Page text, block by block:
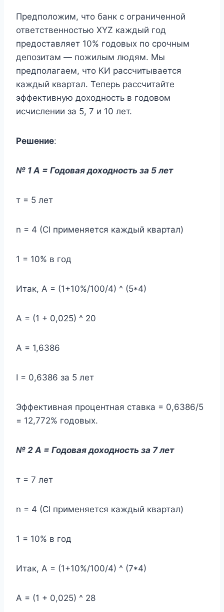
Предположим, что банк с ограниченной
ответственностью XYZ каждый год
предоставляет 10% годовых по срочным
депозитам — пожилым людям. Мы
предполагаем, что КИ рассчитывается
каждый квартал. Теперь рассчитайте
эффективную доходность в годовом
исчислении за 5, 7 и 10 лет.
Решение:
№ 1 A = Годовая доходность за 5 лет
т = 5 лет
n = 4 (CI применяется каждый квартал)
1 = 10% в год
Итак, А = (1+10%/100/4) ^ (5*4)
А = (1 + 0,025) ^ 20
А = 1,6386
I = 0,6386 за 5 лет
Эффективная процентная ставка = 0,6386/5
= 12,772% годовых.
№ 2 A = Годовая доходность за 7 лет
т = 7 лет
n = 4 (CI применяется каждый квартал)
1 = 10% в год
Итак, А = (1+10%/100/4) ^ (7*4)
А = (1 + 0,025) ^ 28